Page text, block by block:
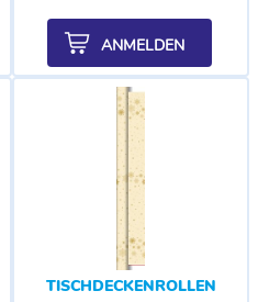
ANMELDEN
TISCHDECKENROLLEN